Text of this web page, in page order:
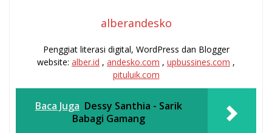
alberandesko
Penggiat literasi digital, WordPress dan Blogger
website: alber.id , andesko.com , upbussines.com ,
pituluik.com
Baca Juga Dessy Santhia - Sarik
Babagi Gamang